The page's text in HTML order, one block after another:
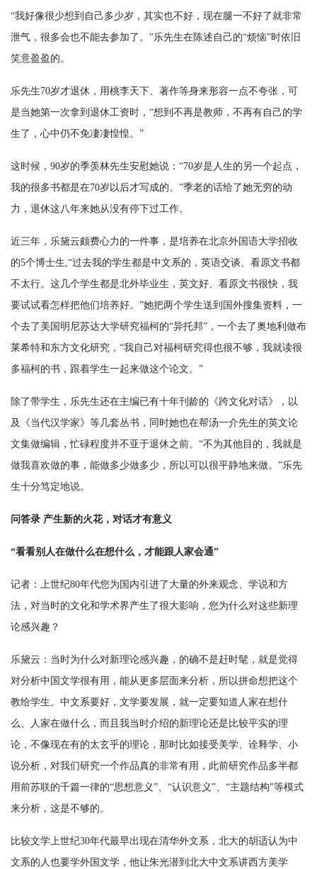
“我好像很少想到自己多少岁，其实也不好，现在腿一不好了就非常
泄气，很多会也不能去参加了。”乐先生在陈述自己的“烦恼”时依旧
笑意盈盈的。
乐先生70岁才退休，用桃李天下、著作等身来形容一点不夸张，可
是当她第一次拿到退休工资时，“想到不再是教师，不再有自己的学
生了，心中仍不免凄凄惶惶。”
这时候，90岁的季羡林先生安慰她说：“70岁是人生的另一个起点，
我的很多书都是在70岁以后才写成的。”季老的话给了她无穷的动
力，退休这八年来她从没有停下过工作。
近三年，乐黛云颇费心力的一件事，是培养在北京外国语大学招收
的5个博士生,“过去我的学生都是中文系的，英语交谈、看原文书都
不太行。这几个学生都是北外毕业生，英文好、看原文书很快，我
要试试看怎样把他们培养好。”她把两个学生送到国外搜集资料，一
个去了美国明尼苏达大学研究福柯的“异托邦”，一个去了奥地利做布
莱希特和东方文化研究，“我自己对福柯研究得也很不够，我就读很
多福柯的书，跟着学生一起来做这个论文。”
除了带学生，乐先生还在主编已有十年刊龄的《跨文化对话》，以
及《当代汉学家》等几套丛书，同时她也在帮汤一介先生的英文论
文集做编辑，忙碌程度并不亚于退休之前。“不为其他目的，我就是
做我喜欢做的事，能做多少做多少，所以可以很平静地来做。”乐先
生十分笃定地说。
问答录 产生新的火花，对话才有意义
“看看别人在做什么在想什么，才能跟人家会通”
记者：上世纪80年代您为国内引进了大量的外来观念、学说和方
法，对当时的文化和学术界产生了很大影响，您为什么对这些新理
论感兴趣？
乐黛云：当时为什么对新理论感兴趣，的确不是赶时髦，就是觉得
对分析中国文学很有用，能从更多层面来分析，所以拼命想把这个
教给学生。中文系要好，文学要发展，就一定要知道人家在想什
么、人家在做什么，而且我当时介绍的新理论还是比较平实的理
论，不像现在有的太玄乎的理论，那时比如接受美学、诠释学、小
说分析，对我们研究一个作品真的非常有用，此前研究作品多半都
用前苏联的千篇一律的“思想意义”、“认识意义”、“主题结构”等模式
来分析，这是不够的。
比较文学上世纪30年代最早出现在清华外文系，北大的胡适认为中
文系的人也要学外国文学，他让朱光潜到北大中文系讲西方美学